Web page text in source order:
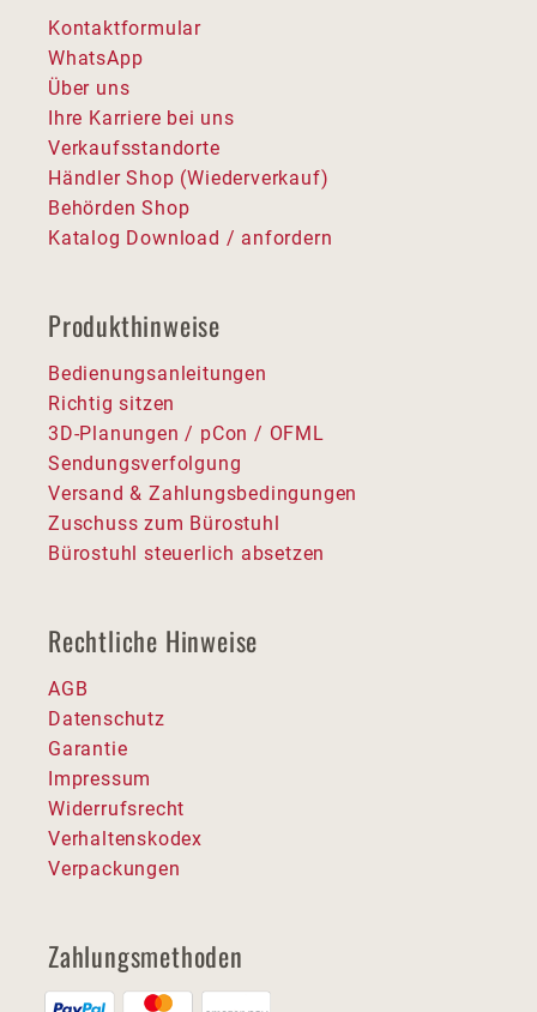
Kontaktformular
WhatsApp
Über uns
Ihre Karriere bei uns
Verkaufsstandorte
Händler Shop (Wiederverkauf)
Behörden Shop
Katalog Download / anfordern
Produkthinweise
Bedienungsanleitungen
Richtig sitzen
3D-Planungen / pCon / OFML
Sendungsverfolgung
Versand & Zahlungsbedingungen
Zuschuss zum Bürostuhl
Bürostuhl steuerlich absetzen
Rechtliche Hinweise
AGB
Datenschutz
Garantie
Impressum
Widerrufsrecht
Verhaltenskodex
Verpackungen
Zahlungsmethoden